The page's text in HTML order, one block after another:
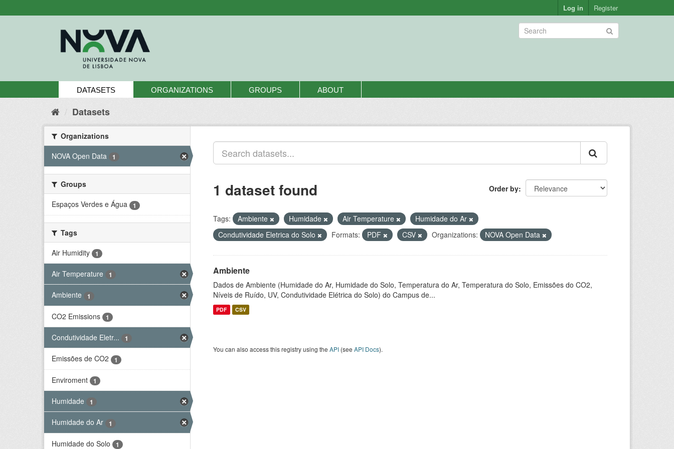
to
Log in Register
DATASETS ORGANIZATIONS GROUPS ABOUT
Datasets
Organizations
NOVA Open Data
1
Groups
Espaços Verdes e Água
1
Tags
Air Humidity
1
Air Temperature 1
Ambiente 1
CO2 Emissions 1
Condutividade Eletr... 1
Emissões de CO2 1
Enviroment 1
Humidade 1
Humidade do Ar 1
Humidade do Solo 1
Order by
1 dataset found
Tags: Ambiente Humidade Air Temperature
Humidade do Ar
Condutividade Eletrica do Solo
Formats: PDF CSV Organizations: NOVA Open Data
Ambiente
Dados de Ambiente (Humidade do Ar, Humidade do Solo, Temperatura do Ar, Temperatura do Solo, Emissões do CO2,
Níveis de Ruído, UV, Condutividade Elétrica do Solo) do Campus de...
PDF CSV
You can also access this registry using the API (see API Docs).